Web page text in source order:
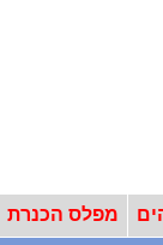
מפלס הכנרת